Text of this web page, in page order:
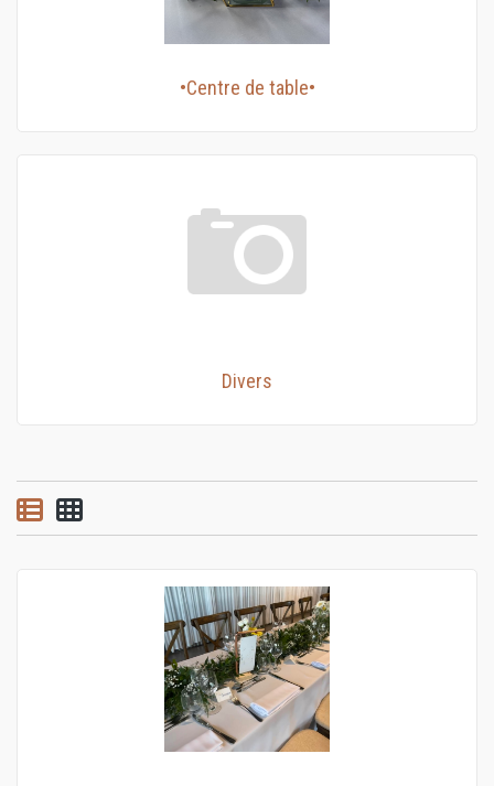
•Centre de table•
Divers
List viewGrid view